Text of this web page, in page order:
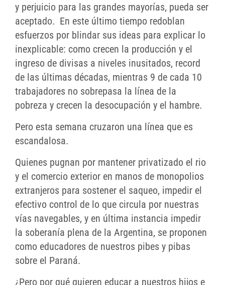
y perjuicio para las grandes mayorías, pueda ser
aceptado. En este último tiempo redoblan
esfuerzos por blindar sus ideas para explicar lo
inexplicable: como crecen la producción y el
ingreso de divisas a niveles inusitados, record
de las últimas décadas, mientras 9 de cada 10
trabajadores no sobrepasa la línea de la
pobreza y crecen la desocupación y el hambre.
Pero esta semana cruzaron una línea que es
escandalosa.
Quienes pugnan por mantener privatizado el rio
y el comercio exterior en manos de monopolios
extranjeros para sostener el saqueo, impedir el
efectivo control de lo que circula por nuestras
vías navegables, y en última instancia impedir
la soberanía plena de la Argentina, se proponen
como educadores de nuestros pibes y pibas
sobre el Paraná.
¿Pero por qué quieren educar a nuestros hijos e